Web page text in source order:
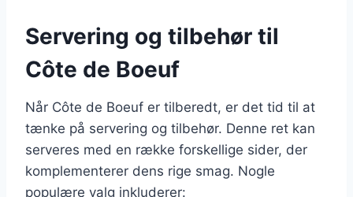
Servering og tilbehør til
Côte de Boeuf
Når Côte de Boeuf er tilberedt, er det tid til at
tænke på servering og tilbehør. Denne ret kan
serveres med en række forskellige sider, der
komplementerer dens rige smag. Nogle
populære valg inkluderer: